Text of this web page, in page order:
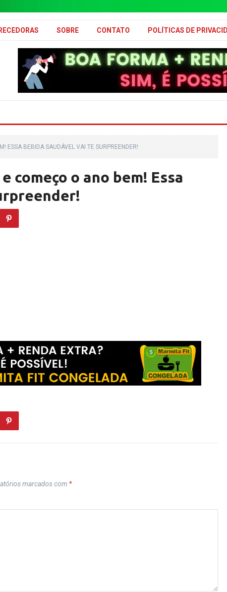
SOBRE CONTATO POLÍTICAS DE
ESSA BEBIDA SAUDÁVEL VAI TE SURPREENDER!
começo o ano bem! Essa
marcados com *